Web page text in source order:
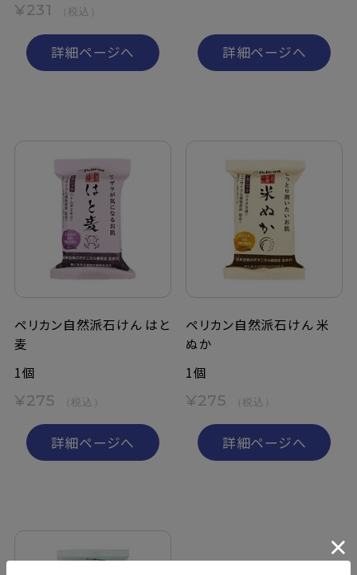
¥231 （税込）
詳細ページへ 詳細ページへ
ペリカン自然派石けん はと
麦
1個
¥275 （税込）
詳細ページへ
ペリカン自然派石けん 米
ぬか
1個
¥275 （税込）
詳細ページへ